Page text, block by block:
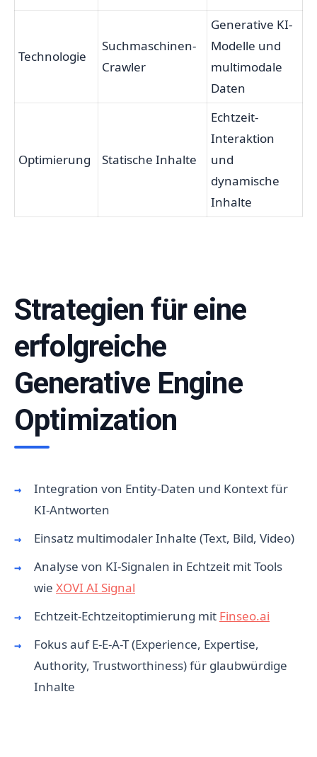
Technologie
Suchmaschinen-
Crawler
Generative KI-
Modelle und
multimodale
Daten
Optimierung Statische Inhalte
Echtzeit-
Interaktion
und
dynamische
Inhalte
Strategien für eine
erfolgreiche
Generative Engine
Optimization
Integration von Entity-Daten und Kontext für
KI-Antworten
Einsatz multimodaler Inhalte (Text, Bild, Video)
Analyse von KI-Signalen in Echtzeit mit Tools
wie XOVI AI Signal
Echtzeit-Echtzeitoptimierung mit Finseo.ai
Fokus auf E-E-A-T (Experience, Expertise,
Authority, Trustworthiness) für glaubwürdige
Inhalte